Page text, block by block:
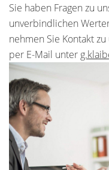
Sie haben Fragen zu
unverbindlichen
nehmen Sie Kontakt
per E-Mail unter